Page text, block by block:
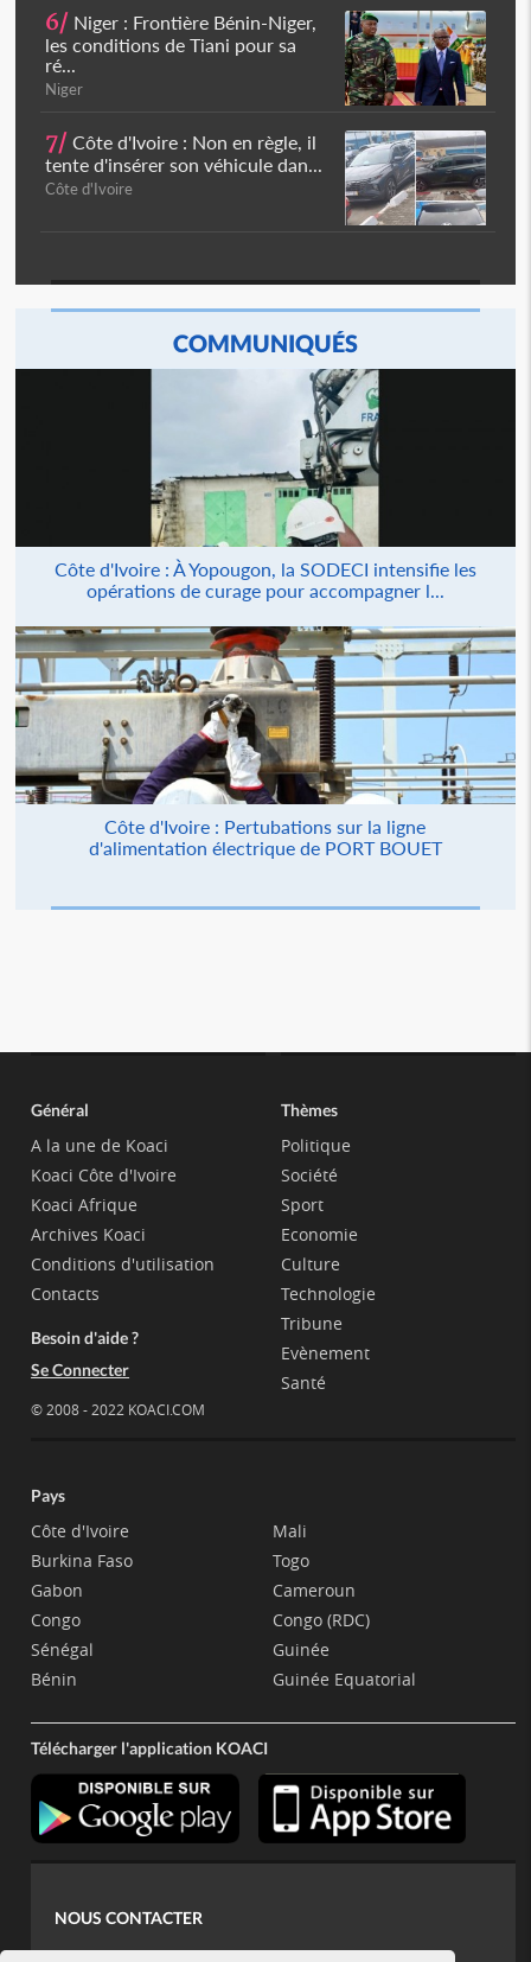
6/ Niger : Frontière Bénin-Niger,
les conditions de Tiani pour sa
ré...
Niger
7/ Côte d'Ivoire : Non en règle, il
tente d'insérer son véhicule dan...
Côte d'Ivoire
COMMUNIQUÉS
Côte d'Ivoire : À Yopougon, la SODECI intensifie les
opérations de curage pour accompagner l...
Côte d'Ivoire : Pertubations sur la ligne
d'alimentation électrique de PORT BOUET
Général
A la une de Koaci
Koaci Côte d'Ivoire
Koaci Afrique
Archives Koaci
Conditions d'utilisation
Contacts
Besoin d'aide ?
Se Connecter
© 2008 - 2022 KOACI.COM
Thèmes
Politique
Société
Sport
Economie
Culture
Technologie
Tribune
Evènement
Santé
Pays
Côte d'Ivoire
Burkina Faso
Gabon
Congo
Sénégal
Bénin
Mali
Togo
Cameroun
Congo (RDC)
Guinée
Guinée Equatorial
Télécharger l'application KOACI
NOUS CONTACTER